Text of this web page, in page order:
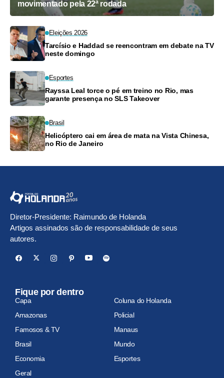
movimentado pela 22ª rodada
Eleições 2026
Tarcísio e Haddad se reencontram em debate na TV
neste domingo
Esportes
Rayssa Leal torce o pé em treino no Rio, mas
garante presença no SLS Takeover
Brasil
Helicóptero cai em área de mata na Vista Chinesa,
no Rio de Janeiro
Diretor-Presidente: Raimundo de Holanda
Artigos assinados são de responsabilidade de seus
autores.
Fique por dentro
Capa
Coluna do Holanda
Amazonas
Policial
Famosos & TV
Manaus
Brasil
Mundo
Economia
Esportes
Geral